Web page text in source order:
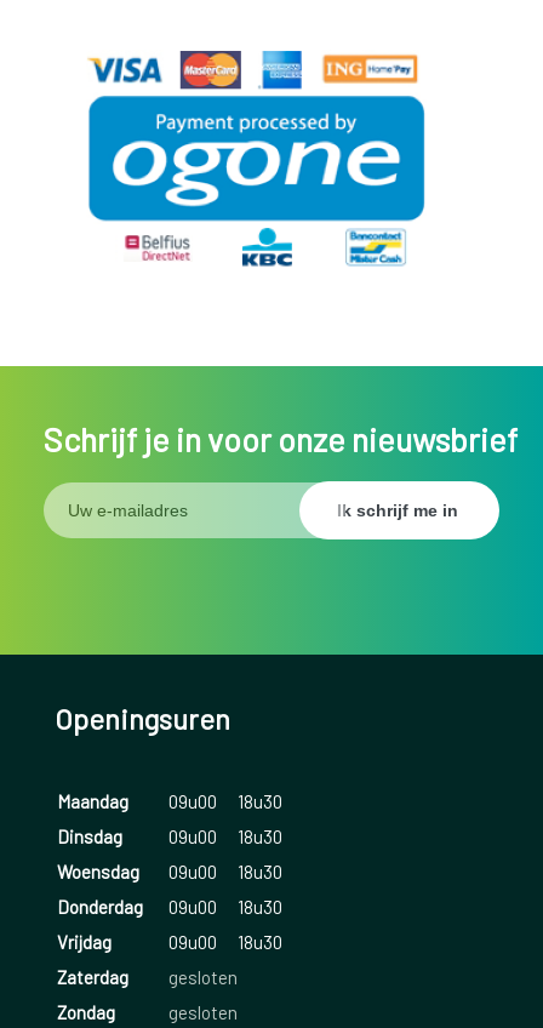
Schrijf je in voor onze nieuwsbrief
Openingsuren
Maandag 09u00
18u30
Dinsdag
09u00
18u30
Woensdag
09u00
18u30
Donderdag
09u00
18u30
Vrijdag
09u00
18u30
Zaterdag
gesloten
Zondag
gesloten